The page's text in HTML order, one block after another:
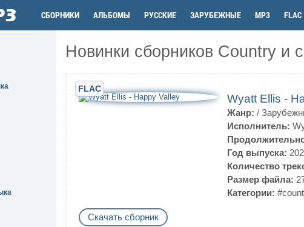
СБОРНИКИ АЛЬБОМЫ РУССКИЕ ЗАРУБЕЖНЫЕ MP3 FLAC
Новинки сборников Country и
FLAC
Wyatt Ellis -
Жанр: /
Исполнитель:
Год выпуска:
Количество
Размер файла:
Категории:
Скачать сборник